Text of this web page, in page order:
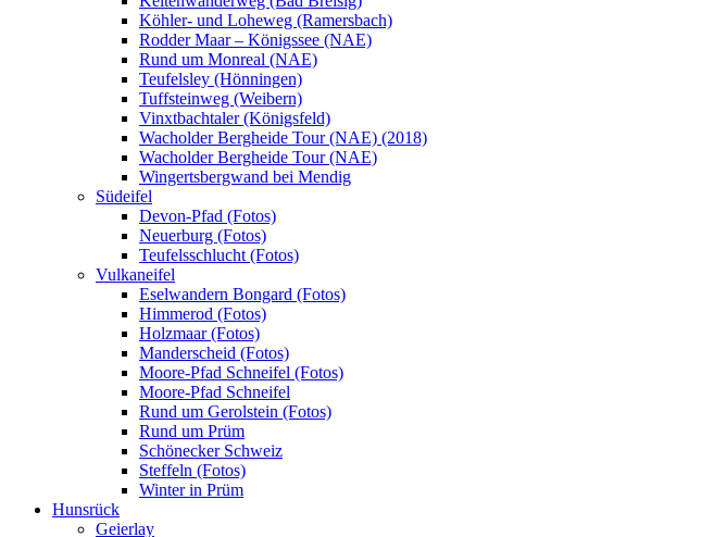
Köhler- und Loheweg (Ramersbach)
Rodder Maar – Königssee (NAE)
Rund um Monreal (NAE)
Teufelsley (Hönningen)
Tuffsteinweg (Weibern)
Vinxtbachtaler (Königsfeld)
Wacholder Bergheide Tour (NAE) (2018)
Wacholder Bergheide Tour (NAE)
Wingertsbergwand bei Mendig
Südeifel
Devon-Pfad (Fotos)
Neuerburg (Fotos)
Teufelsschlucht (Fotos)
Vulkaneifel
Eselwandern Bongard (Fotos)
Himmerod (Fotos)
Holzmaar (Fotos)
Manderscheid (Fotos)
Moore-Pfad Schneifel (Fotos)
Moore-Pfad Schneifel
Rund um Gerolstein (Fotos)
Rund um Prüm
Schönecker Schweiz
Steffeln (Fotos)
Winter in Prüm
Hunsrück
Geierlay